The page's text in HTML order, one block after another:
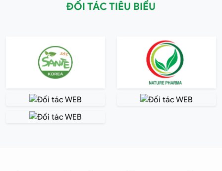
ĐỐI TÁC TIÊU BIỂU